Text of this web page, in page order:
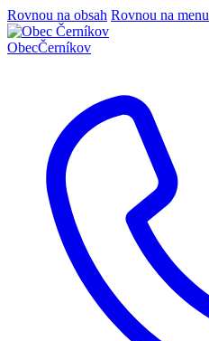
Rovnou na obsah Rovnou na menu
ObecČerníkov